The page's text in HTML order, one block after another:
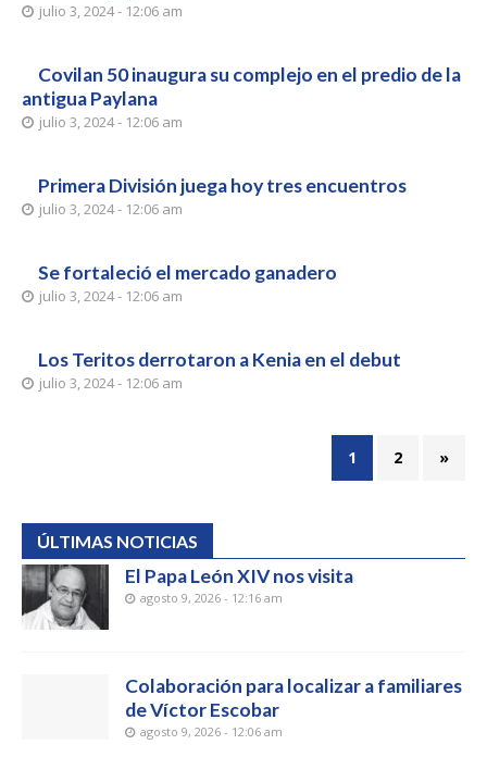
julio 3, 2024 - 12:06 am
Covilan 50 inaugura su complejo en el predio de la
antigua Paylana
julio 3, 2024 - 12:06 am
Primera División juega hoy tres encuentros
julio 3, 2024 - 12:06 am
Se fortaleció el mercado ganadero
julio 3, 2024 - 12:06 am
Los Teritos derrotaron a Kenia en el debut
julio 3, 2024 - 12:06 am
1 2 »
ÚLTIMAS NOTICIAS
El Papa León XIV nos visita
agosto 9, 2026 - 12:16 am
Colaboración para localizar a familiares
de Víctor Escobar
agosto 9, 2026 - 12:06 am